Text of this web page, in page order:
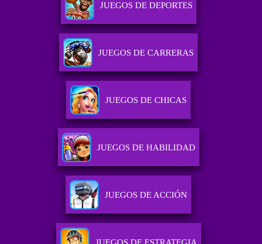
JUEGOS DE DEPORTES
JUEGOS DE CARRERAS
JUEGOS DE CHICAS
JUEGOS DE HABILIDAD
JUEGOS DE ACCIÓN